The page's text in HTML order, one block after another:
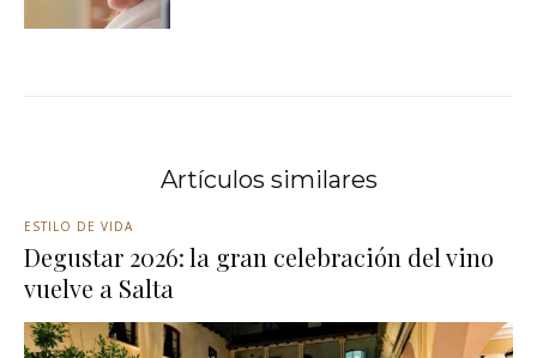
Artículos similares
ESTILO DE VIDA
Degustar 2026: la gran celebración del vino
vuelve a Salta